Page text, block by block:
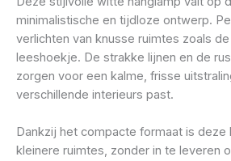
minimalistische en tijdloze ontwerp.
verlichten van knusse ruimtes zoals
leeshoekje. De strakke lijnen en de
zorgen voor een kalme, frisse
verschillende interieurs past.
Dankzij het compacte formaat is deze
kleinere ruimtes, zonder in te leveren